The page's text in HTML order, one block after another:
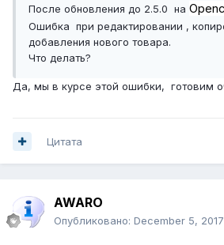
После обновления до 2.5.0 на
Ошибка при редактировании ,
добавления нового товара.
Что делать?
Да, мы в курсе этой ошибки, готовим
Цитата
AWARO
Опубликовано: December 5, 2017